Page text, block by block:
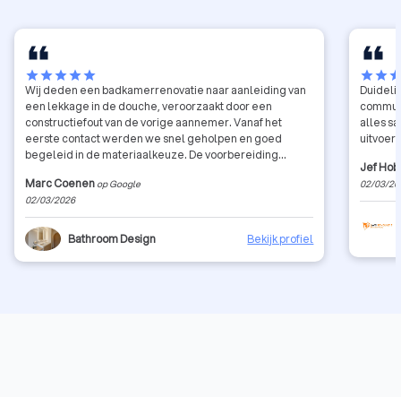
starstarstarstarstar
Wij deden een badkamerrenovatie naar aanleiding van
een lekkage in de douche, veroorzaakt door een
constructiefout van de vorige aannemer. Vanaf het
eerste contact werden we snel geholpen en goed
begeleid in de materiaalkeuze. De voorbereiding
zelf werden netjes en correct uitgevoerd volgens het
afgesproken tijdschema. Wat we bijzonder
apprecieerden, was dat alles elke dag proper werd
achtergelaten en opgeruimd. Kortom: een zeer
professionele aanpak, correcte uitvoering en duidelijke
communicatie. Een vriendelijke en aangenaam contact
Marc Coenen op Google
02/03/2026
Bathroom Design Bekijk profiel
starstar
alles
Jef
02/03/